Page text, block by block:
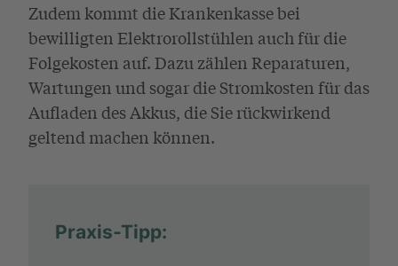
Zudem kommt die Krankenkasse bei
bewilligten Elektrorollstühlen auch für die
Folgekosten auf. Dazu zählen Reparaturen,
Wartungen und sogar die Stromkosten für das
Aufladen des Akkus, die Sie rückwirkend
geltend machen können.
Praxis-Tipp: